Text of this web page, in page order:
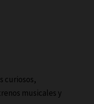
curiosos,
musicales y